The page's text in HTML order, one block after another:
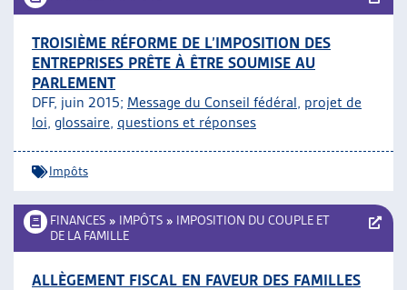
TROISIÈME RÉFORME DE L’IMPOSITION DES
ENTREPRISES PRÊTE À ÊTRE SOUMISE AU
PARLEMENT
DFF, juin 2015; Message du Conseil fédéral, projet de
loi, glossaire, questions et réponses
Impôts
FINANCES » IMPÔTS » IMPOSITION DU COUPLE ET
DE LA FAMILLE
ALLÈGEMENT FISCAL EN FAVEUR DES FAMILLES